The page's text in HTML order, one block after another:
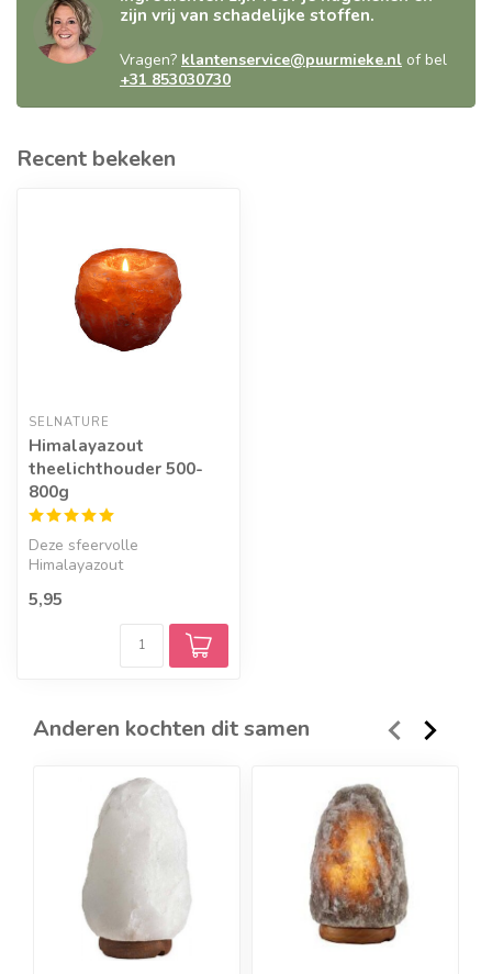
zijn vrij van schadelijke stoffen.
Vragen? klantenservice@puurmieke.nl of bel
+31 853030730
Recent bekeken
SELNATURE
Himalayazout
theelichthouder 500-
800g
Deze sfeervolle
Himalayazout
mooi, zacht licht en zorg...
5,95
Anderen kochten dit samen